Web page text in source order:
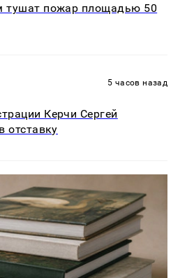
тушат пожар площадью 50
5 часов назад
Керчи Сергей
отставку